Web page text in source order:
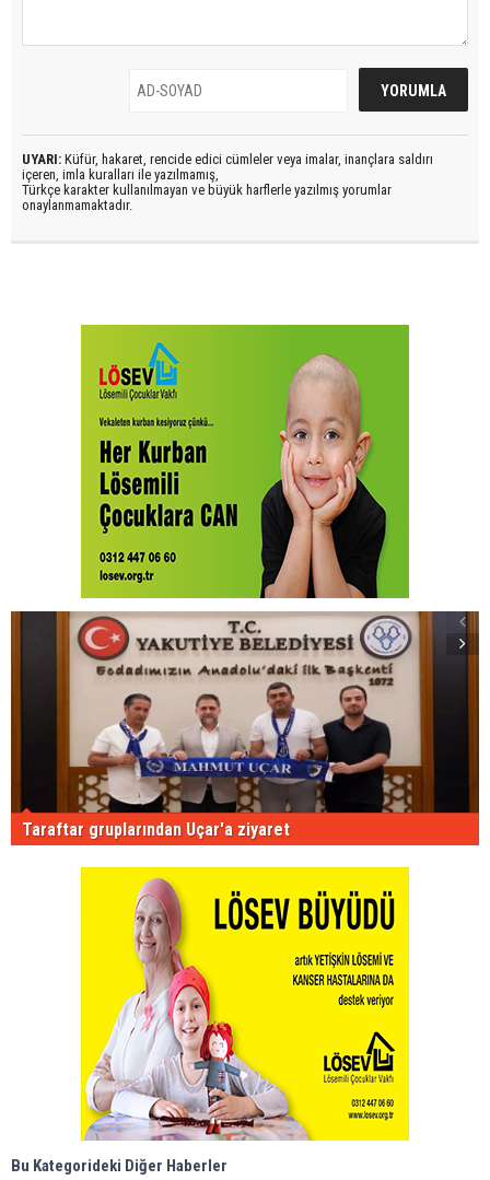
UYARI: Küfür, hakaret, rencide edici cümleler veya imalar, inançlara saldırı
içeren, imla kuralları ile yazılmamış,
Türkçe karakter kullanılmayan ve büyük harflerle yazılmış yorumlar
onaylanmamaktadır.
Taraftar gruplarından Uçar'a ziyaret
Bu Kategorideki Diğer Haberler